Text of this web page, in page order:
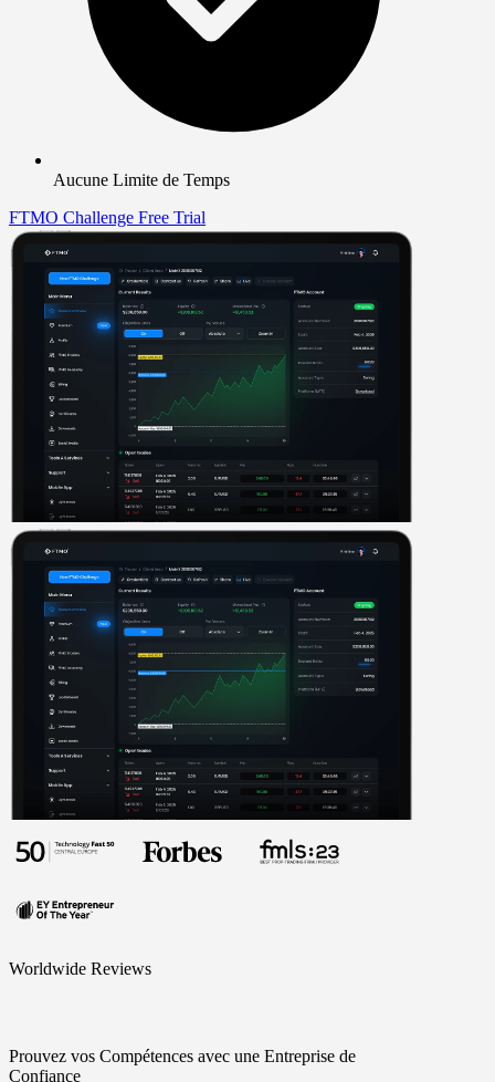
Aucune Limite de Temps
FTMO Challenge Free Trial
Worldwide Reviews
Prouvez vos Compétences avec une Entreprise de
Confiance